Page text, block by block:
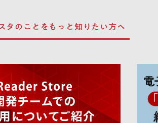
タのことを もっと知りたい方へ